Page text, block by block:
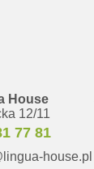
House
12/11
77 81
house.pl